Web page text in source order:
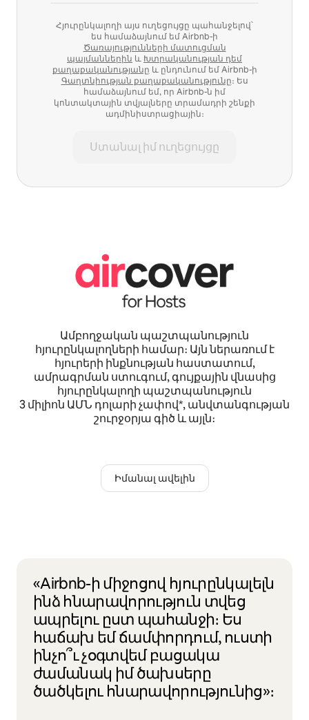
Հյուրընկալողի այս ուղեցույցը պահանջելով՝
ես համաձայնում եմ Airbnb-ի
Ծառայությունների մատուցման
պայմաններին և Խտրականության դեմ
քաղաքականությանը և ընդունում եմ Airbnb-ի
Գաղտնիության քաղաքականությունը։ Ես
համաձայնում եմ, որ Airbnb-ն իմ
կոնտակտային տվյալները տրամադրի շենքի
ադմինիստրացիային։
Ստանալ իմ ուղեցույցը
Ամբողջական պաշտպանություն
հյուրընկալողների համար։ Այն ներառում է
հյուրերի ինքնության հաստատում,
ամրագրման ստուգում, գույքային վնասից
հյուրընկալողի պաշտպանություն
3 միլիոն ԱՄՆ դոլարի չափով*, անվտանգության
շուրջօրյա գիծ և այլն։
Իմանալ ավելին
«Airbnb-ի միջոցով հյուրընկալելն
ինձ հնարավորություն տվեց
ապրելու ըստ պահանջի։ Ես
հաճախ եմ ճամփորդում, ուստի
ինչո՞ւ չօգտվեմ բացակա
ժամանակ իմ ծախսերը
ծածկելու հնարավորությունից»։